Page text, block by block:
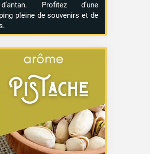
Profitez d’une
pleine de souvenirs et de